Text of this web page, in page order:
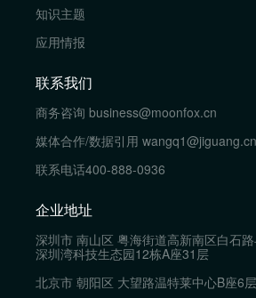
知识主题
应用情报
联系我们
商务咨询 business@moonfox.cn
媒体合作/数据引用 wangq1@jiguang.cn
联系电话400-888-0936
企业地址
深圳市 南山区 粤海街道高新南区白石
深圳湾科技生态园12栋A座31层
北京市 朝阳区 大望路温特莱中心B座6层